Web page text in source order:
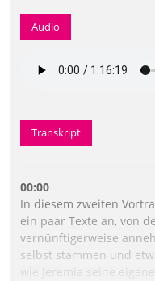
Audio
Transkript
00:00
In diesem zweiten
ein paar Texte an, von
vernünftigerweise
selbst stammen und
wie Jeremia seine